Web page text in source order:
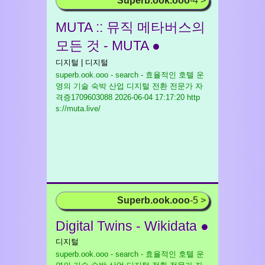
MUTA :: 뮤직 메타버스의
모든 것 - MUTA ●
디지털 | 디지털
superb.ook.ooo - search - 효율적인 호텔 운
영의 기술 숙박 산업 디지털 전환 전문가 자
격증1709603088 2026-06-04 17:17:20 http
s://muta.live/
Superb.ook.ooo-5 >
Digital Twins - Wikidata ●
디지털
superb.ook.ooo - search - 효율적인 호텔 운